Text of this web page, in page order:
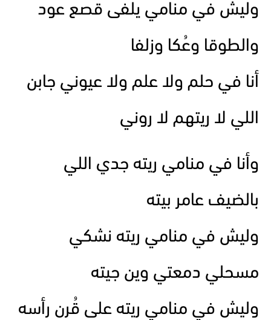
وليش في منامي يلفى قصع عود
والطوقا وعُكا وزلفا
أنا في حلم ولا علم ولا عيوني جابن
اللي لا ريتهم لا روني
وأنا في منامي ريته جدي اللي
بالضيف عامر بيته
وليش في منامي ريته نشكي
مسحلي دمعتي وين جيته
وليش في منامي ريته على قُرن رأسه